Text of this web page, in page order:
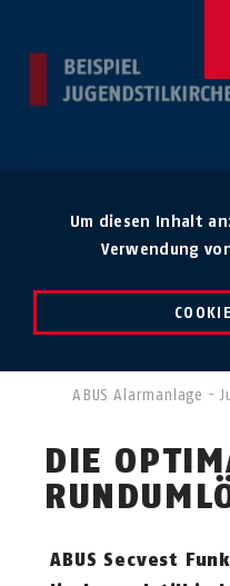
Um diesen Inhalt
Verwendung
ABUS Alarmanlage -
DIE
ABUS Secvest